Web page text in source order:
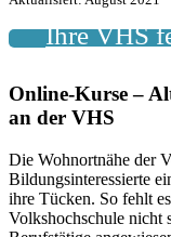
Ihre VHS
Online-Kurse –
an der VHS
Die Wohnortnähe der
Bildungsinteressierte
ihre Tücken. So fehlt
Volkshochschule nicht